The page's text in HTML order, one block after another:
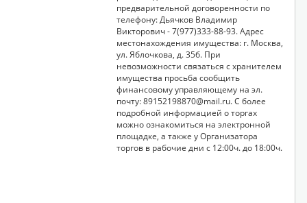
предварительной договоренности по
телефону: Дьячков Владимир
Викторович - 7(977)333-88-93. Адрес
местонахождения имущества: г. Москва,
ул. Яблочкова, д. 35б. При
невозможности связаться с хранителем
имущества просьба сообщить
финансовому управляющему на эл.
почту: 89152198870@mail.ru. С более
подробной информацией о торгах
можно ознакомиться на электронной
площадке, а также у Организатора
торгов в рабочие дни с 12:00ч. до 18:00ч.